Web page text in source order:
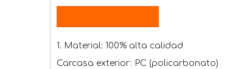
1. Material: 100% alta calidad
Carcasa exterior: PC (policarbonato)